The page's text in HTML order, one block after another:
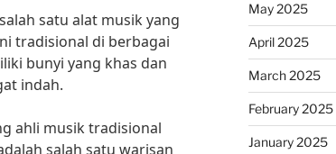
satu alat musik yang
tradisional di berbagai
bunyi yang khas dan
indah.
ahli musik tradisional
salah satu warisan
May 2025
April 2025
March 2025
February 2025
January 2025